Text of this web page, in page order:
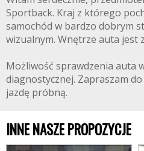
Sportback. Kraj z którego
samochód w bardzo dobrym
wizualnym. Wnętrze auta jest
Możliwość sprawdzenia auta
diagnostycznej. Zapraszam
jazdę próbną.
INNE NASZE PROPOZYCJE